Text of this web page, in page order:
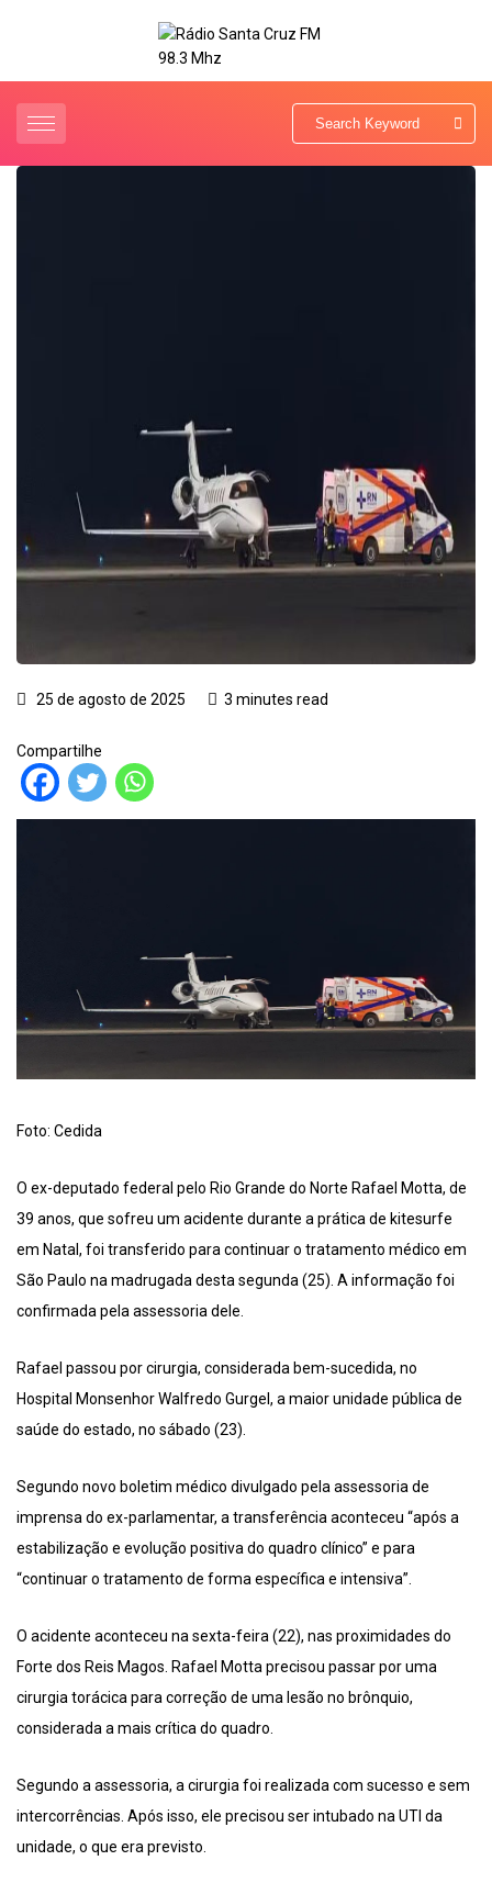
25 de agosto de 2025 3 minutes read
Compartilhe
Foto: Cedida
O ex-deputado federal pelo Rio Grande do Norte Rafael Motta, de
39 anos, que sofreu um acidente durante a prática de kitesurfe
em Natal, foi transferido para continuar o tratamento médico em
São Paulo na madrugada desta segunda (25). A informação foi
confirmada pela assessoria dele.
Rafael passou por cirurgia, considerada bem-sucedida, no
Hospital Monsenhor Walfredo Gurgel, a maior unidade pública de
saúde do estado, no sábado (23).
Segundo novo boletim médico divulgado pela assessoria de
imprensa do ex-parlamentar, a transferência aconteceu “após a
estabilização e evolução positiva do quadro clínico” e para
“continuar o tratamento de forma específica e intensiva”.
O acidente aconteceu na sexta-feira (22), nas proximidades do
Forte dos Reis Magos. Rafael Motta precisou passar por uma
cirurgia torácica para correção de uma lesão no brônquio,
considerada a mais crítica do quadro.
Segundo a assessoria, a cirurgia foi realizada com sucesso e sem
intercorrências. Após isso, ele precisou ser intubado na UTI da
unidade, o que era previsto.